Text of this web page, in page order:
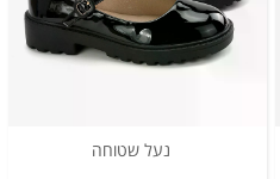
נעל שטוחה